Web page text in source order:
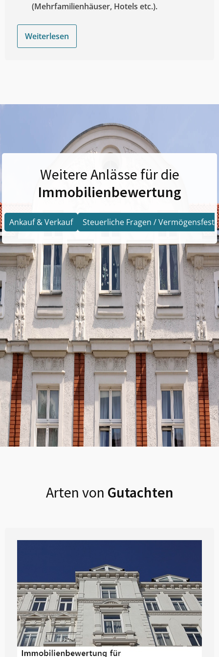
(Mehrfamilienhäuser, Hotels etc.).
Weiterlesen
Weitere Anlässe für die
Immobilienbewertung
Ankauf & Verkauf Steuerliche Fragen /
Arten von Gutachten